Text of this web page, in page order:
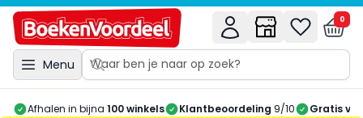
Menu
0
Afhalen in bijna 100 winkels Klantbeoordeling 9/10 Gratis